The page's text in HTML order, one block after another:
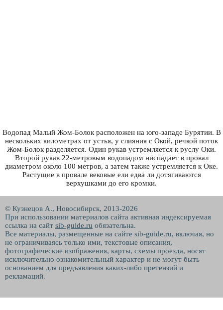
Водопад Малый Жом-Болок расположен на юго-западе Бурятии. В
нескольких километрах от устья, у слияния с Окой, речкой поток
Жом-Болок разделяется. Один рукав устремляется к руслу Оки.
Второй рукав 22-метровым водопадом ниспадает в провал
диаметром около 100 метров, а затем также устремляется к Оке.
Растущие в провале вековые ели едва ли дотягиваются
верхушками до его кромки.
© Кузнецов А., Новосибирск, 2013-2026
При использовании материалов сайта активная индексируемая
ссылка на сайт sib-guide.ru обязательна.
Все материалы, размещенные на сайте sib-guide.ru, включая, но
не ограничиваясь только ими, текстовые описания,
фотографические изображения, карты, схемы проезда, носят
исключительно ознакомительный характер и не могут быть
основанием для предъявления каких-либо претензий и
рекламаций.